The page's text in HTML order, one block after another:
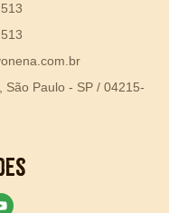
São Paulo - SP / 04215-